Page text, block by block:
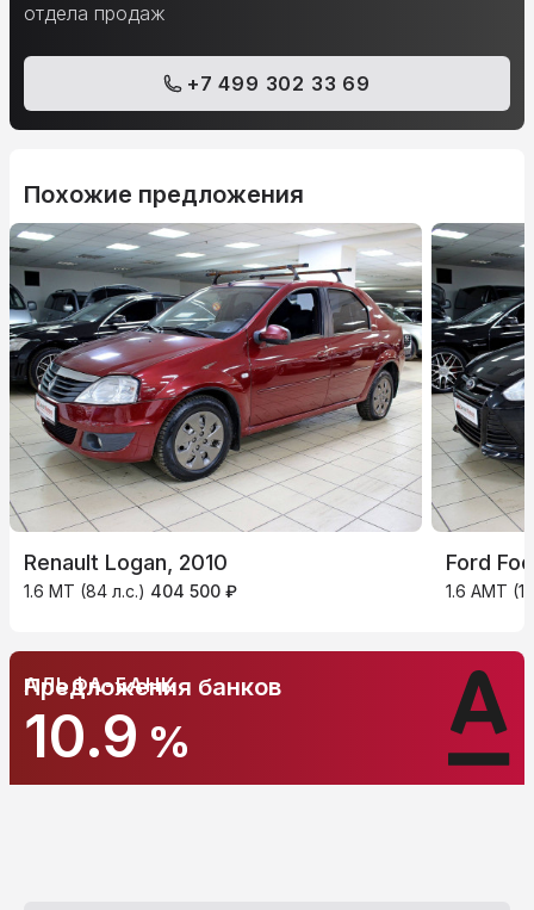
отдела продаж
+7 499 302 33 69
Похожие предложения
Renault Logan, 2010
1.6 MT (84 л.с.) 404 500 ₽
Ford
1.6 AMT
АЛЬФА-БАНК
10.9 %
Предложения банков